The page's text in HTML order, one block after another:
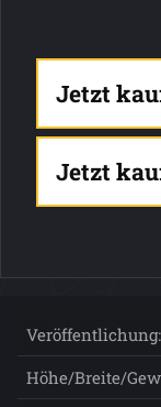
Jetzt
Jetzt
Veröffentlichung:
Höhe/Breite/